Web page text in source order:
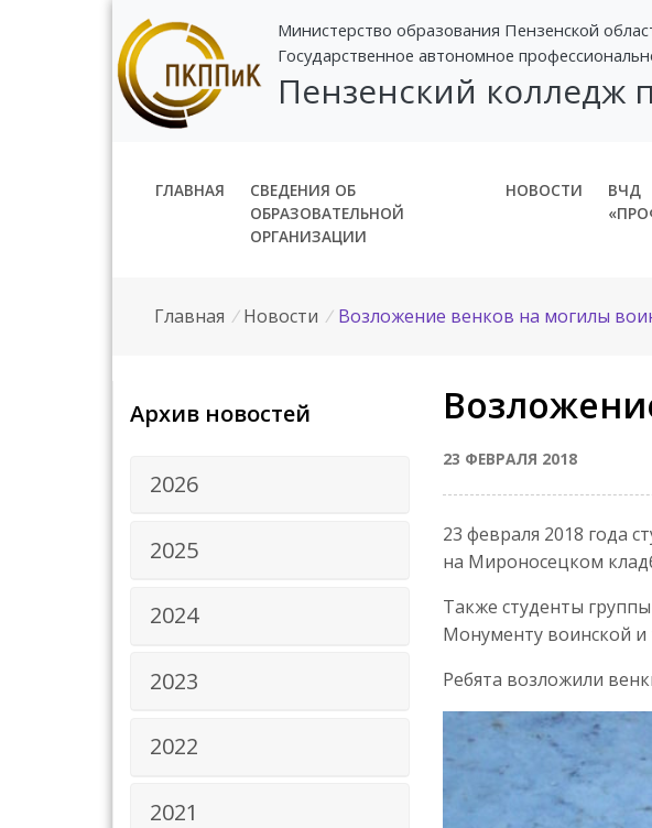
Министерство образования Пензенской
Государственное автономное
Пензенский
ГЛАВНАЯ
СВЕДЕНИЯ ОБ
ОБРАЗОВАТЕЛЬНОЙ
ОРГАНИЗАЦИИ
НОВОСТИ
ВЧД
Главная / Новости / Возложение венков на могилы
Архив новостей
2026
2025
2024
2023
2022
2021
23 ФЕВРАЛЯ 2018
23 февраля 2018 года
на Мироносецком
Также студенты
Монументу воинской
Ребята возложили